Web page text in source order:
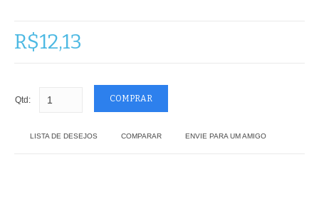
CONTATO
R$12,13
Qtd:
LISTA DE DESEJOS COMPARAR ENVIE PARA UM AMIGO